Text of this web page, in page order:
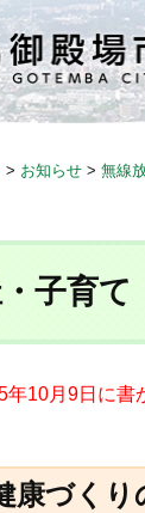
> お知らせ > 無線
子育て
10月9日に書
康づくり